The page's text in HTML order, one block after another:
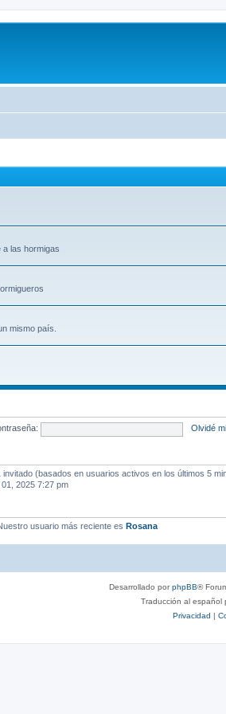
las hormigas
mismo país.
Olvidé
(basados en usuarios activos en los últimos 5
2025 7:27 pm
usuario más reciente es Rosana
Desarrollado porphpBB®
Traducción al español
Privacidad |